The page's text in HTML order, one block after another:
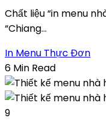
Chất liệu “in menu
“Chiang...
In Menu Thực Đơn
6 Min Read
9